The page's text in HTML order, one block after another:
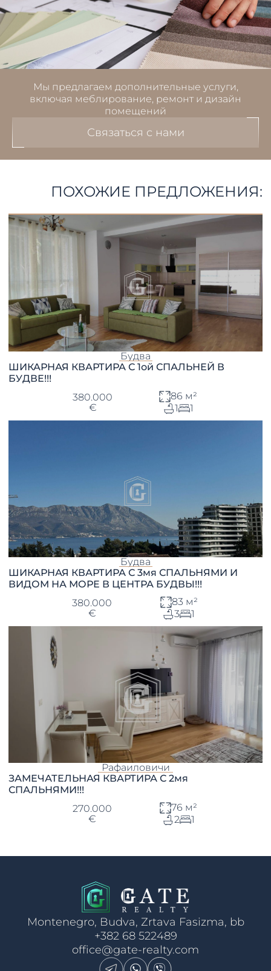
Мы предлагаем дополнительные услуги,
включая меблирование, ремонт и дизайн
помещений
Связаться с нами
ПОХОЖИЕ ПРЕДЛОЖЕНИЯ:
Будва
ШИКАРНАЯ КВАРТИРА С 1ой СПАЛЬНЕЙ В
БУДВЕ!!!
380.000
€
86 м²
1
1
Будва
ШИКАРНАЯ КВАРТИРА С 3мя СПАЛЬНЯМИ И
ВИДОМ НА МОРЕ В ЦЕНТРА БУДВЫ!!!
380.000
€
83 м²
3
1
Рафаиловичи
ЗАМЕЧАТЕЛЬНАЯ КВАРТИРА С 2мя
СПАЛЬНЯМИ!!!
270.000
€
76 м²
2
1
Montenegro, Budva, Zrtava Fasizma, bb
+382 68 522489
office@gate-realty.com